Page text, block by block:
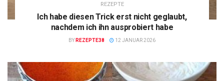
REZEPTE
Ich habe diesen Trick erst nicht geglaubt,
nachdem ich ihn ausprobiert habe
BY REZEPTE38 12 JANUAR 2026